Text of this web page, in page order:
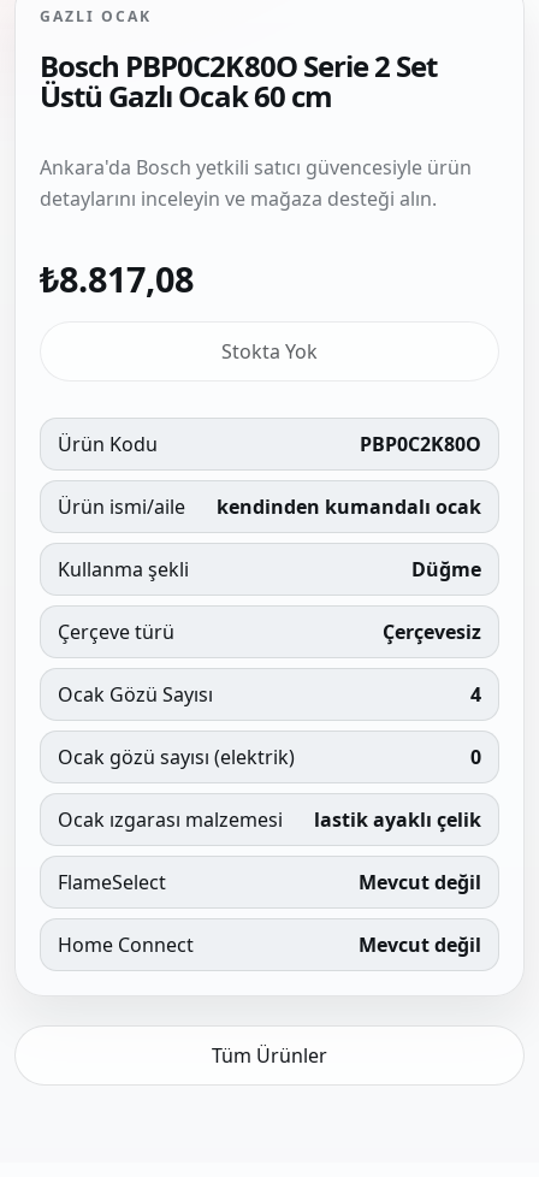
GAZLI OCAK
Bosch PBP0C2K80O Serie 2 Set
Üstü Gazlı Ocak 60 cm
Ankara'da Bosch yetkili satıcı güvencesiyle ürün
detaylarını inceleyin ve mağaza desteği alın.
₺8.817,08
Stokta Yok
Ürün Kodu PBP0C2K80O
Ürün ismi/aile kendinden kumandalı ocak
Kullanma şekli Düğme
Çerçeve türü Çerçevesiz
Ocak Gözü Sayısı 4
Ocak gözü sayısı (elektrik) 0
Ocak ızgarası malzemesi lastik ayaklı çelik
FlameSelect Mevcut değil
Home Connect Mevcut değil
Tüm Ürünler